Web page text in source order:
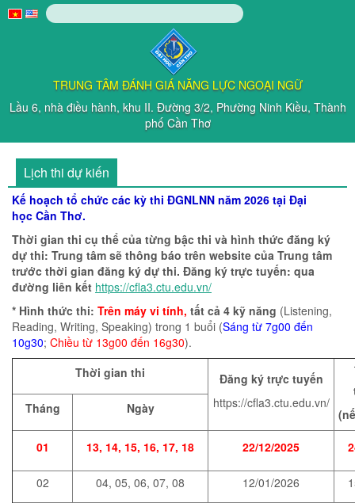
Truy cập nội dung luôn
TRUNG TÂM ĐÁNH GIÁ NĂNG LỰC NGOẠI NGỮ
Lầu 6, nhà điều hành, khu II. Đường 3/2, Phường Ninh Kiều, Thành
phố Cần Thơ
Lịch thi dự kiến
Kế hoạch tổ chức các kỳ thi ĐGNLNN năm 2026 tại Đại
học Cần Thơ.
Thời gian thi cụ thể của từng bậc thi và hình thức đăng ký
dự thi: Trung tâm sẽ thông báo trên website của Trung tâm
trước thời gian đăng ký dự thi. Đăng ký trực tuyến: qua
đường liên kết https://cfla3.ctu.edu.vn/
* Hình thức thi: Trên máy vi tính, tất cả 4 kỹ năng (Listening,
Reading, Writing, Speaking) trong 1 buổi (Sáng từ 7g00 đến
10g30; Chiều từ 13g00 đến 16g30).
Thời gian thi
Đăng ký trực tuyến
https://cfla3.ctu.edu.vn/
Tháng Ngày
01 13, 14, 15, 16, 17, 18 22/12/2025
02 04, 05, 06, 07, 08 12/01/2026